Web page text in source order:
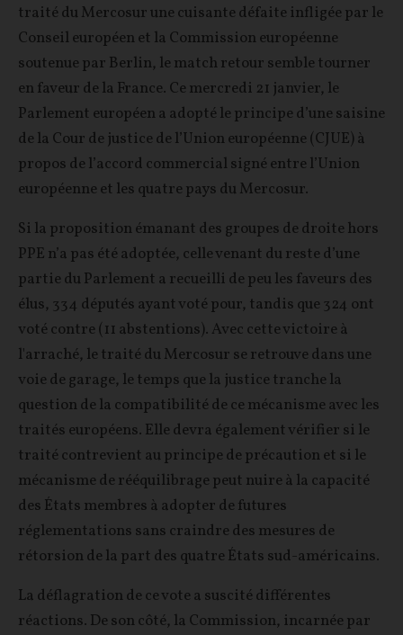
traité du Mercosur une cuisante défaite infligée par le
Conseil européen et la Commission européenne
soutenue par Berlin, le match retour semble tourner
en faveur de la France. Ce mercredi 21 janvier, le
Parlement européen a adopté le principe d’une saisine
de la Cour de justice de l’Union européenne (CJUE) à
propos de l’accord commercial signé entre l’Union
européenne et les quatre pays du Mercosur.
Si la proposition émanant des groupes de droite hors
PPE n’a pas été adoptée, celle venant du reste d’une
partie du Parlement a recueilli de peu les faveurs des
élus, 334 députés ayant voté pour, tandis que 324 ont
voté contre (11 abstentions). Avec cette victoire à
l'arraché, le traité du Mercosur se retrouve dans une
voie de garage, le temps que la justice tranche la
question de la compatibilité de ce mécanisme avec les
traités européens. Elle devra également vérifier si le
traité contrevient au principe de précaution et si le
mécanisme de rééquilibrage peut nuire à la capacité
des États membres à adopter de futures
réglementations sans craindre des mesures de
rétorsion de la part des quatre États sud-américains.
La déflagration de ce vote a suscité différentes
réactions. De son côté, la Commission, incarnée par